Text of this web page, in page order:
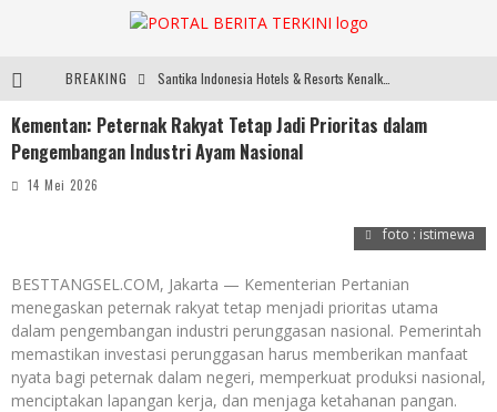
BREAKING Santika Indonesia Hotels & Resorts Kenalkan Dunia Perhotelan Kepada Anak-anak Asuhan SOS Children’s Villages di Indonesia
SMARTFREN Luncurkan Unlimited 5G Tanpa Batas di Semarang, Dukung Kebutuhan Digital Masyarakat
Kementan: Peternak Rakyat Tetap Jadi Prioritas dalam
Pengembangan Industri Ayam Nasional
14 Mei 2026
foto : istimewa
BESTTANGSEL.COM, Jakarta — Kementerian Pertanian
menegaskan peternak rakyat tetap menjadi prioritas utama
dalam pengembangan industri perunggasan nasional. Pemerintah
memastikan investasi perunggasan harus memberikan manfaat
nyata bagi peternak dalam negeri, memperkuat produksi nasional,
menciptakan lapangan kerja, dan menjaga ketahanan pangan.